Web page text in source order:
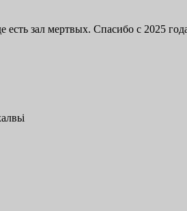
есть зал мертвых. Спасибо с 2025